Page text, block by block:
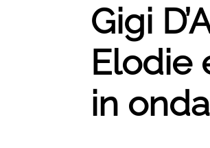
Gigi
Elodie
in